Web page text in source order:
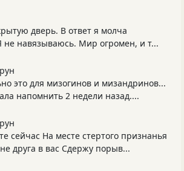
дверь. В ответ я молча
навязываюсь. Мир огромен, и т...
это для мизогинов и мизандринов...
напомнить 2 недели назад....
сейчас На месте стертого признанья
друга в вас Сдержу порыв...